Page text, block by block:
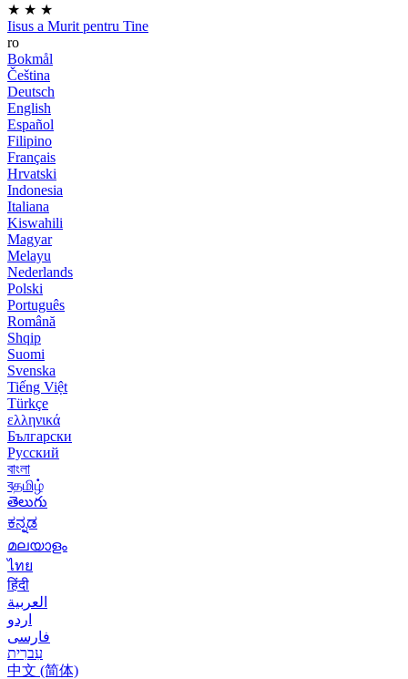
★ ★ ★
Iisus a Murit pentru Tine
ro
Bokmål
Čeština
Deutsch
English
Español
Filipino
Français
Hrvatski
Indonesia
Italiana
Kiswahili
Magyar
Melayu
Nederlands
Polski
Português
Română
Shqip
Suomi
Svenska
Tiếng Việt
Türkçe
ελληνικά
Български
Русский
বাংলা
বதமிழ்
తెలుగు
ಕನ್ನಡ
മലയാളം
ไทย
हिंदी
العربية
اردو
فارسی
עִברִית
中文 (简体)